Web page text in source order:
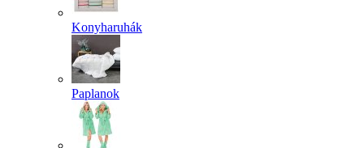
Konyharuhák
Paplanok